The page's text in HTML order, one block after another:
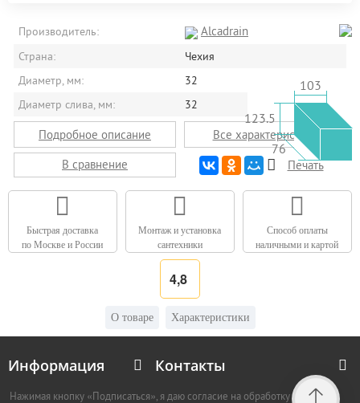
Производитель: Alcadrain
Страна:
Чехия
Диаметр, мм:
32
Диаметр слива, мм:
32
123.5
103
76
Подробное описание
Все характеристики
В сравнение
Печать
Быстрая доставка
по Москве и России
Монтаж и установка
сантехники
Способ оплаты
наличными и картой
4,8
О товаре Характеристики
Информация Контакты
Нажимая кнопку «Подписаться», я даю согласие на обработку